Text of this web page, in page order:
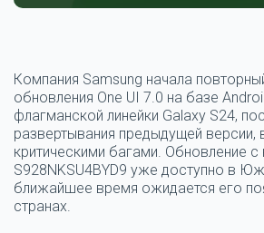
Компания Samsung начала
обновления One UI 7.0 на базе
флагманской линейки Galaxy S24,
развертывания предыдущей версии,
критическими багами. Обновление
S928NKSU4BYD9 уже доступно в
ближайшее время ожидается его
странах.